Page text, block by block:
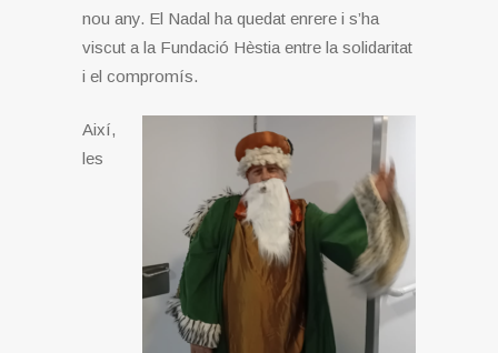
nou any. El Nadal ha quedat enrere i s’ha
viscut a la Fundació Hèstia entre la solidaritat
i el compromís.
Així,
les